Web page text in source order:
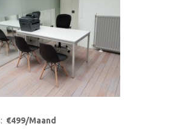
€499/Maand